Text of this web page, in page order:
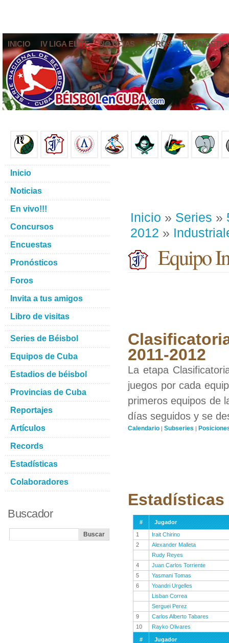
INICIO IV LIGA ELITE NOTICIAS FOROS
Inicio » Series »
2012 »
Equipo
2011-2012
La etapa
juegos por cada
primeros equipos de
días seguidos y se
Calendario | Subseries |
Estadísticas
#
Jugador
1
Irait Chirino
2
Alexander Malleta
Rudy Reyes
4
Juan Carlos Torriente
5
Yasmani Tomas
6
Yoandri Urgelles
Lisban Correa
Serguei Perez
9
Carlos Alberto Tabares
10
Rayko Olivares
#
Jugador
Inicio
Noticias
En vivo!!!
Concursos
Encuestas
Pronósticos
Foros
Invita a tus amigos
Libro de visitas
Series de Béisbol
Equipos de Cuba
Estadios de béisbol
Provincias de Cuba
Reportajes
Artículos
Records
Estadísticas
Colaboradores
Buscador